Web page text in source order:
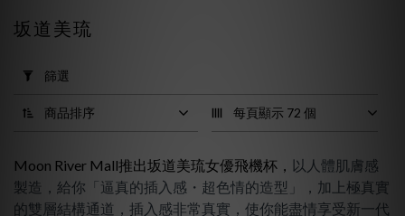
用
選
價格
(HK$)
坂道美琉
篩選
商品排序 每頁顯示 72 個
Moon River Mall推出坂道美琉女優飛機杯， 以人體肌膚感
製造，給你「逼真的插入感・超色情的造型」，加上極真實
的雙層結構通道，插入感非常真實，使你能盡情享受新一代